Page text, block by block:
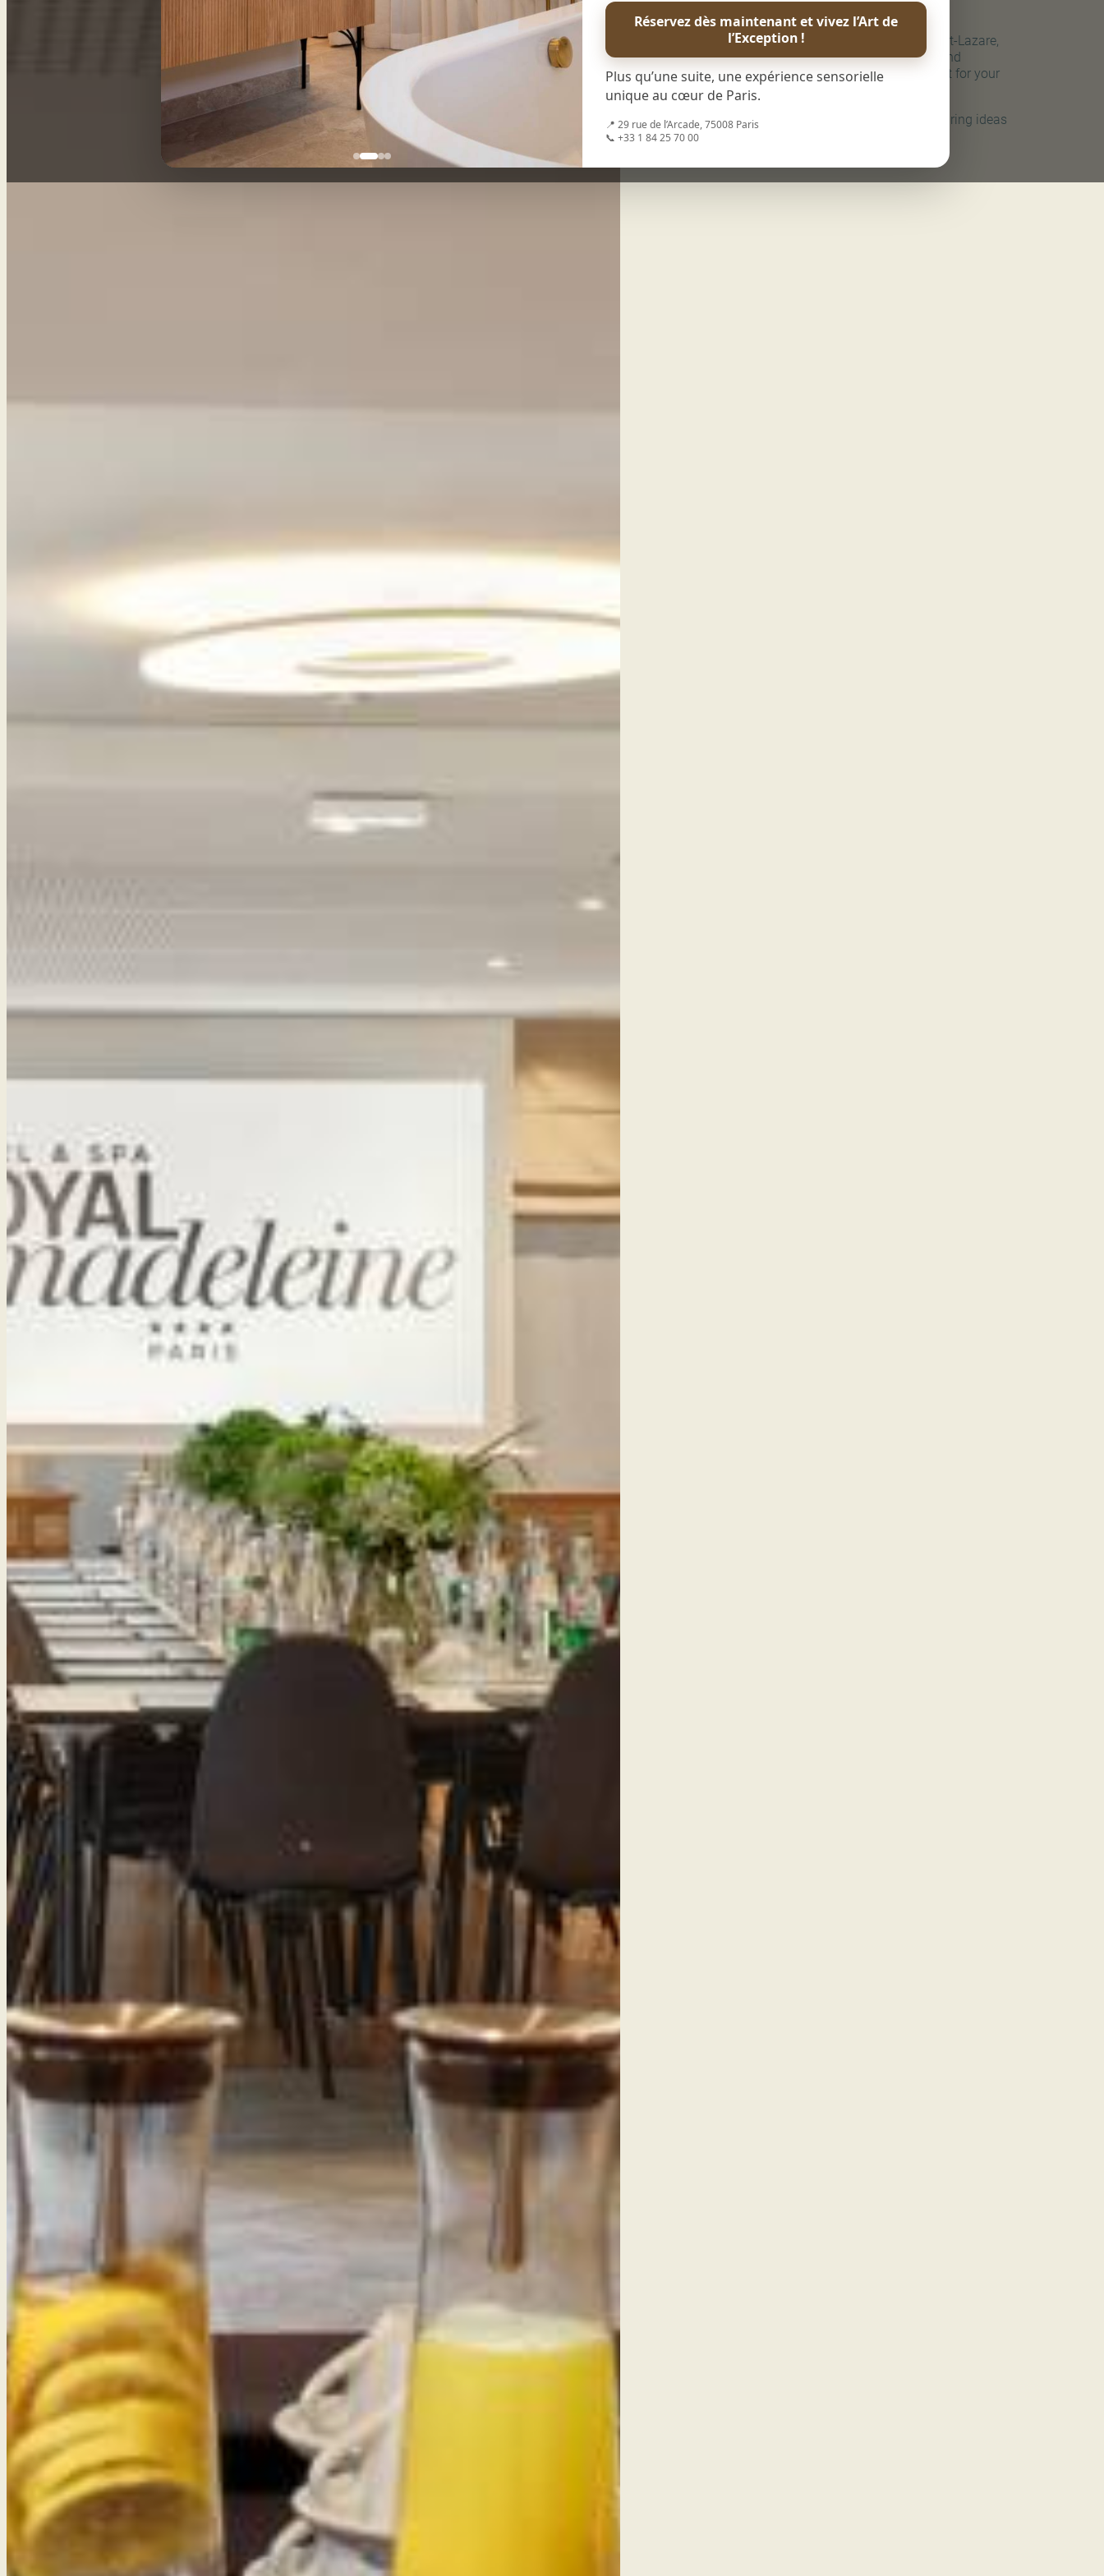
Réservez dès maintenant et vivez l’Art de
l’Exception !
Plus qu’une suite, une expérience sensorielle
unique au cœur de Paris.
📍 29 rue de l’Arcade, 75008 Paris
📞 +33 1 84 25 70 00
Less than a 4-minute walk from Gare Saint-Lazare,
RER A and numerous metro lines, come and
discover a dynamic and cosy environment for your
professional exchanges.
Our daylit meeting rooms are ideal for sharing ideas